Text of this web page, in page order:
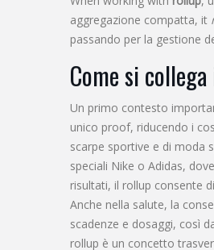
aggregazione compatta, it
passando per la gestione
Come si
Un primo contesto
unico proof, riducendo i
scarpe sportive e di moda
speciali Nike o Adidas,
risultati, il rollup consente
Anche nella salute, la
scadenze e dosaggi, così
rollup è un concetto